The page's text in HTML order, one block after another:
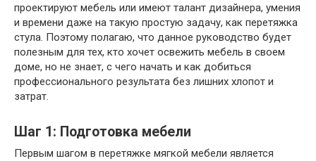
проектируют мебель или имеют талант дизайнера, умения
и времени даже на такую простую задачу, как перетяжка
стула. Поэтому полагаю, что данное руководство будет
полезным для тех, кто хочет освежить мебель в своем
доме, но не знает, с чего начать и как добиться
профессионального результата без лишних хлопот и
затрат.
Шаг 1: Подготовка мебели
Первым шагом в перетяжке мягкой мебели является